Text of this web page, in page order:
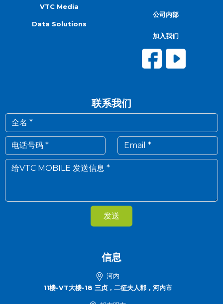
VTC Media
Data Solutions
公司内部
加入我们
联系我们
发送
信息
河内
11楼-VT大楼-18 三贞，二征夫人郡，河内市